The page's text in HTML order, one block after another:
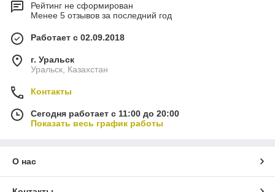
Рейтинг не сформирован
Менее 5 отзывов за последний год
Работает с 02.09.2018
г. Уральск
Уральск, Казахстан
Контакты
Сегодня работает с 11:00 до 20:00
Показать весь график работы
О нас